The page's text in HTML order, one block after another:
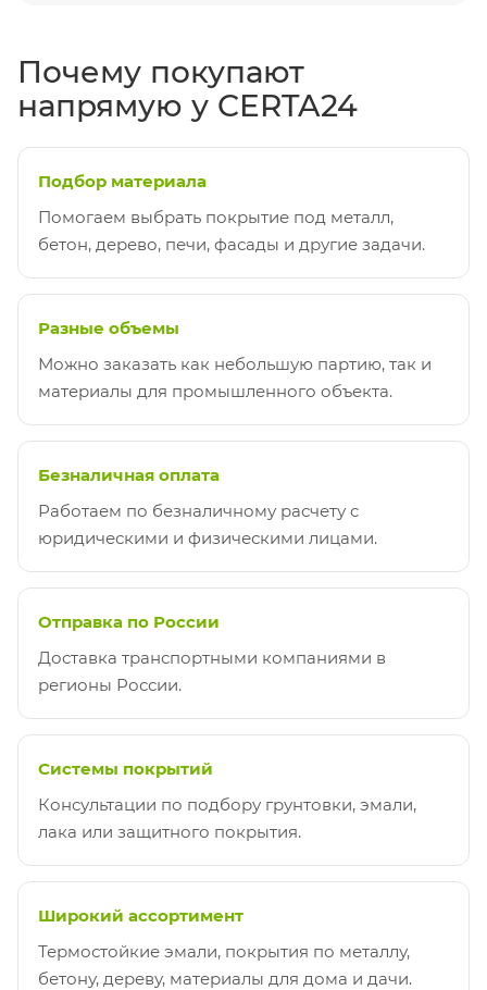
Почему покупают
напрямую у CERTA24
Подбор материала
Помогаем выбрать покрытие под металл,
бетон, дерево, печи, фасады и другие задачи.
Разные объемы
Можно заказать как небольшую партию, так и
материалы для промышленного объекта.
Безналичная оплата
Работаем по безналичному расчету с
юридическими и физическими лицами.
Отправка по России
Доставка транспортными компаниями в
регионы России.
Системы покрытий
Консультации по подбору грунтовки, эмали,
лака или защитного покрытия.
Широкий ассортимент
Термостойкие эмали, покрытия по металлу,
бетону, дереву, материалы для дома и дачи.